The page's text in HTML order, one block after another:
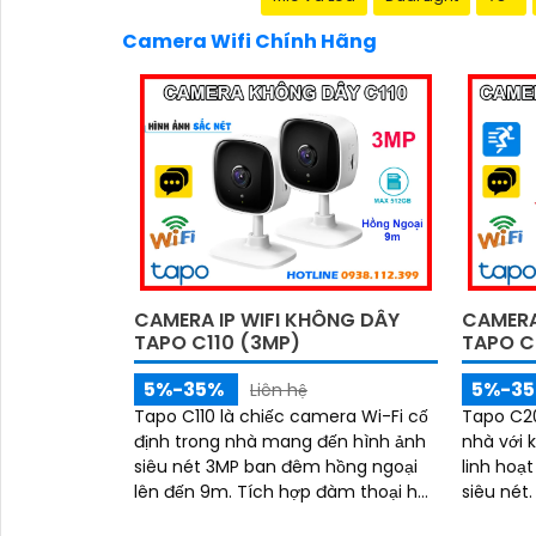
Camera Wifi Chính Hãng
CAMERA IP WIFI KHÔNG DÂY
TAPO C110 (3MP)
5%-35%
Liên hệ
Tapo C110 là chiếc camera Wi-Fi cố
định trong nhà mang đến hình ảnh
siêu nét 3MP ban đêm hồng ngoại
lên đến 9m. Tích hợp đàm thoại hai
TAPO
5%-
Tapo
nhà với
linh hoạt
siêu nét. Tích hợp đàm thoại hai